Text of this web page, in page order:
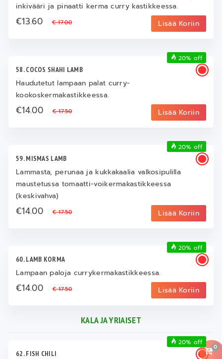
0
inkivääri ja pinaatti kerma curry kastikkeessa.
€13.60€ 17.00 Lisää Koriin
58. COCOS SHAHI LAMB
Haudutetut lampaan palat curry-
kookoskermakastikkeessa.
€14.00€ 17.50 Lisää Koriin
20% off
59. MISMAS LAMB
Lammasta, perunaa ja kukkakaalia valkosipulilla
maustetussa tomaatti-voikermakastikkeessa
(keskivahva)
€14.00€ 17.50 Lisää Koriin
20% off
60. LAMB KORMA
Lampaan paloja currykermakastikkeessa.
€14.00€ 17.50 Lisää Koriin
20% off
KALA JA YRIAISET
62. FISH CHILI
20% off